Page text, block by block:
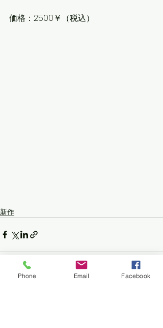
価格：2500￥（税込）
新作
Phone Email Facebook